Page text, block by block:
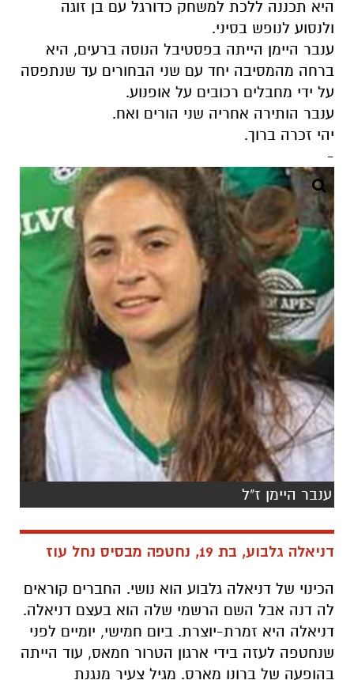
היא תכננה ללכת למשחק כדורגל עם בן זוגה
ולנסוע לנופש בסיני.
ענבר היימן הייתה בפסטיבל הנוסה ברעים, היא
ברחה מהמסיבה יחד עם שני הבחורים עד שנתפסה
על ידי מחבלים רכובים על אופנוע.
ענבר הותירה אחריה שני הורים ואח.
יהי זכרה ברוך.
-
ענבר היימן ז"ל
דניאלה גלבוע, בת 19, נחטפה מבסיס נחל עוז
הכינוי של דניאלה גלבוע הוא נושי. החברים קוראים
לה דנה אבל השם הרשמי שלה הוא בעצם דניאלה.
דניאלה היא זמרת-יוצרת. ביום חמישי, יומיים לפני
שנחטפה לעזה בידי ארגון הטרור חמאס, עוד הייתה
בהופעה של ברונו מארס. מגיל צעיר מנגנת